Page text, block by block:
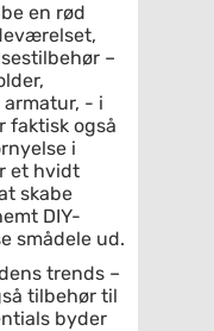
en rød
–
- i
faktisk også
i
et hvidt
skabe
DIY-
smådele ud.
trends –
tilbehør til
byder